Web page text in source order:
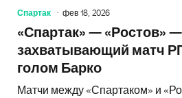
Спартак фев 18, 2026
«Спартак» — «Ростов» —
захватывающий матч
голом Барко
Матчи между «Спартаком» и